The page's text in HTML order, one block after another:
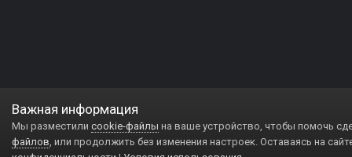
Важная информация
Мы разместили cookie-файлы на ваше устройство, чтобы помочь
файлов, или продолжить без изменения настроек. Оставаясь на